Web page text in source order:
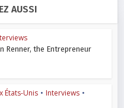
AUSSI
Renner, the Entrepreneur
États-Unis • Interviews •